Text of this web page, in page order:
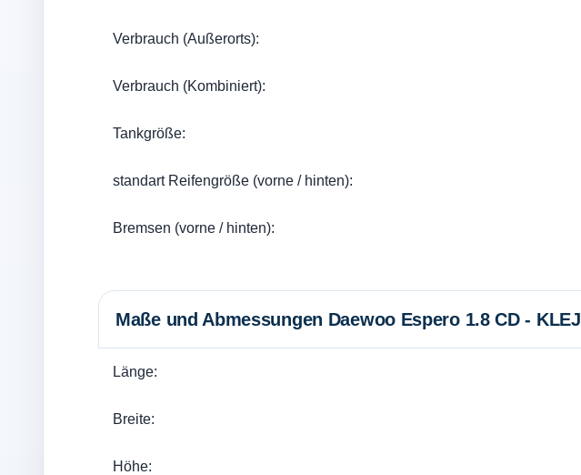
Verbrauch (Außerorts):
Verbrauch (Kombiniert):
Tankgröße:
standart Reifengröße (vorne / hinten):
Bremsen (vorne / hinten):
Maße und Abmessungen Daewoo Espero 1.8 CD - KLEJ
Länge:
Breite:
Höhe: